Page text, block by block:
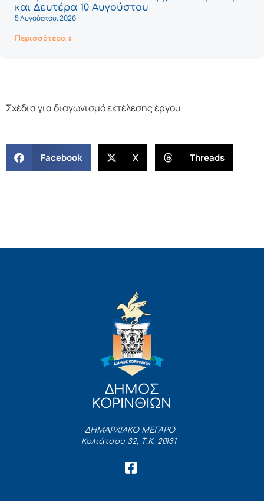
και Δευτέρα 10 Αυγούστου
5 Αυγούστου, 2026
Περισσότερα »
Σχέδια για διαγωνισμό εκτέλεσης έργου
Facebook X Threads
ΔΗΜΟΣ
ΚΟΡΙΝΘΙΩΝ
ΔΗΜΑΡΧΙΑΚΟ ΜΕΓΑΡΟ
Κολιάτσου 32, Τ.Κ. 20131